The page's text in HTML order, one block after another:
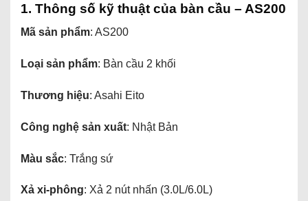
1. Thông số kỹ thuật của bàn cầu – AS200
Mã sản phẩm: AS200
Loại sản phẩm: Bàn cầu 2 khối
Thương hiệu: Asahi Eito
Công nghệ sản xuất: Nhật Bản
Màu sắc: Trắng sứ
Xả xi-phông: Xả 2 nút nhấn (3.0L/6.0L)